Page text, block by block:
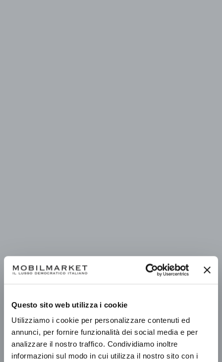
Questo sito web utilizza i cookie
Utilizziamo i cookie per personalizzare contenuti ed
annunci, per fornire funzionalità dei social media e per
analizzare il nostro traffico. Condividiamo inoltre
informazioni sul modo in cui utilizza il nostro sito con i